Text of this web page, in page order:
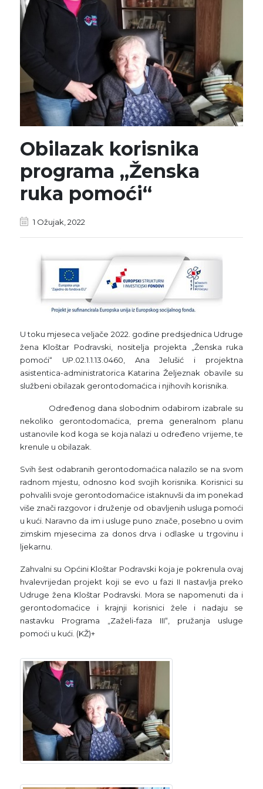
Obilazak korisnika
programa „Ženska
ruka pomoći“
1 Ožujak, 2022
U toku mjeseca veljače 2022. godine predsjednica Udruge
žena Kloštar Podravski, nositelja projekta „Ženska ruka
pomoći“ UP.02.1.1.13.0460, Ana Jelušić i projektna
asistentica-administratorica Katarina Željeznak obavile su
službeni obilazak gerontodomaćica i njihovih korisnika.
Određenog dana slobodnim odabirom izabrale su
nekoliko gerontodomaćica, prema generalnom planu
ustanovile kod koga se koja nalazi u određeno vrijeme, te
krenule u obilazak.
Svih šest odabranih gerontodomaćica nalazilo se na svom
radnom mjestu, odnosno kod svojih korisnika. Korisnici su
pohvalili svoje gerontodomaćice istaknuvši da im ponekad
više znači razgovor i druženje od obavljenih usluga pomoći
u kući. Naravno da im i usluge puno znače, posebno u ovim
zimskim mjesecima za donos drva i odlaske u trgovinu i
ljekarnu.
Zahvalni su Općini Kloštar Podravski koja je pokrenula ovaj
hvalevrijedan projekt koji se evo u fazi II nastavlja preko
Udruge žena Kloštar Podravski. Mora se napomenuti da i
gerontodomaćice i krajnji korisnici žele i nadaju se
nastavku Programa „Zaželi-faza III“, pružanja usluge
pomoći u kući. (KŽ)+